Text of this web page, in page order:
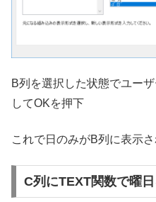
B列を選択した状態でユー
してOKを押下
これで日のみがB列に表示さ
C列にTEXT関数で曜